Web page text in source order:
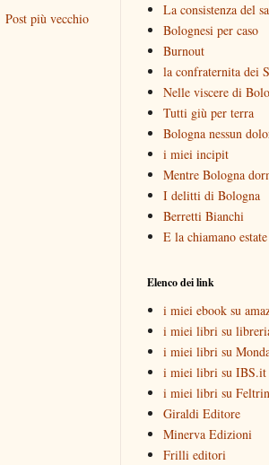
Post più vecchio
La consistenza del
Bolognesi per caso
Burnout
la confraternita dei
Nelle viscere di
Tutti giù per terra
Bologna nessun
i miei incipit
Mentre Bologna
I delitti di Bologna
Berretti Bianchi
E la chiamano estate
Elenco dei link
i miei ebook su
i miei libri su
i miei libri su
i miei libri su IBS.it
i miei libri su
Giraldi Editore
Minerva Edizioni
Frilli editori